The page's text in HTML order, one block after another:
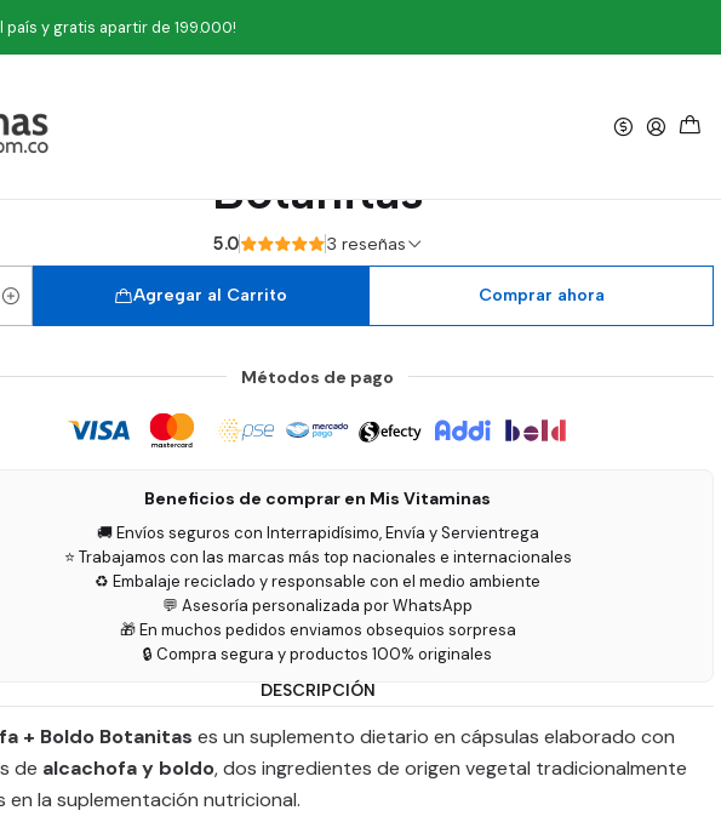
y gratis apartir de 199.000!
100 Cápsulas Botanitas
+ Boldo 100 Cápsulas
Botanitas
5.0 3 reseñas
Agregar al Carrito Comprar ahora
Métodos de pago
Beneficios de comprar en Mis Vitaminas
🚚 Envíos seguros con Interrapidísimo, Envía y Servientrega
⭐ Trabajamos con las marcas más top nacionales e internacionales
♻️ Embalaje reciclado y responsable con el medio ambiente
💬 Asesoría personalizada por WhatsApp
🎁 En muchos pedidos enviamos obsequios sorpresa
🔒 Compra segura y productos 100% originales
DESCRIPCIÓN
+ Boldo Botanitas es un suplemento dietario en cápsulas elaborado con
de alcachofa y boldo, dos ingredientes de origen vegetal tradicionalmente
en la suplementación nutricional.